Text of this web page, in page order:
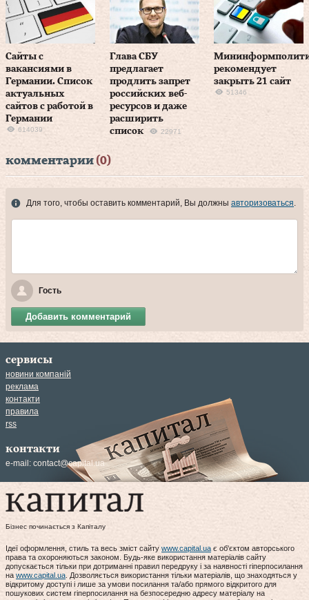
Сайты с
вакансиями в
Германии. Список
актуальных
сайтов с работой в
Германии
614039
Глава СБУ
предлагает
продлить запрет
российских веб-
ресурсов и даже
расширить
список
22971
рекомендует
закрыть 21 сайт
51346
комментарии (0)
Для того, чтобы оставить комментарий, Вы должны авторизоваться.
Гость
Добавить комментарий
сервисы
новини компаній
реклама
контакти
правила
rss
контакти
e-mail: contact@capital.ua
Бізнес починається з Капіталу
Ідеї оформлення, стиль та весь зміст сайту www.capital.uaє об'єктом авторського
права та охороняються законом. Будь-яке використання матеріалів сайту
допускається тільки при дотриманні правил передруку і за наявності гіперпосилання
на www.capital.ua. Дозволяється використання тільки матеріалів, що знаходяться у
відкритому доступі і лише за умови посилання та/або прямого відкритого для
пошукових систем гіперпосилання на безпосередню адресу матеріалу на